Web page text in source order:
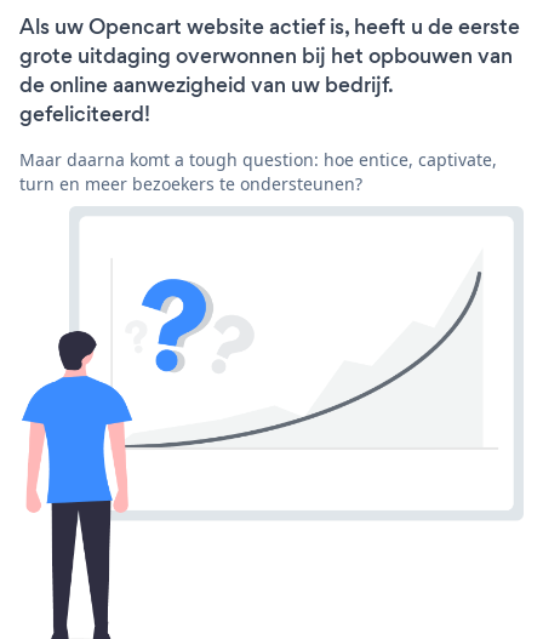
Als uw Opencart website actief is, heeft u de eerste
grote uitdaging overwonnen bij het opbouwen van
de online aanwezigheid van uw bedrijf.
gefeliciteerd!
Maar daarna komt a tough question: hoe entice, captivate,
turn en meer bezoekers te ondersteunen?